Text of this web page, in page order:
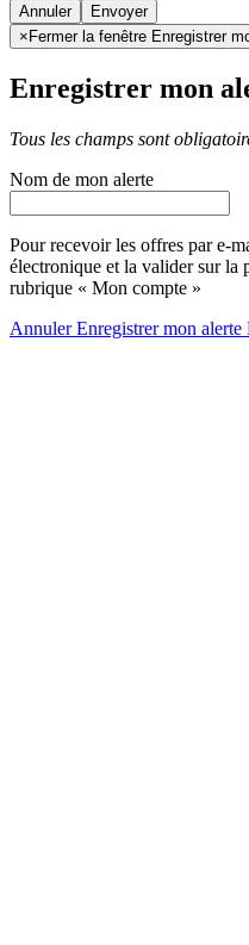
Annuler
× Fermer la fenêtre Enregistrer
Enregistrer mon
Tous les champs sont
Nom de mon alerte
Pour recevoir les offres par e-
électronique et la valider sur la
rubrique « Mon compte »
AnnulerEnregistrer mon alerte